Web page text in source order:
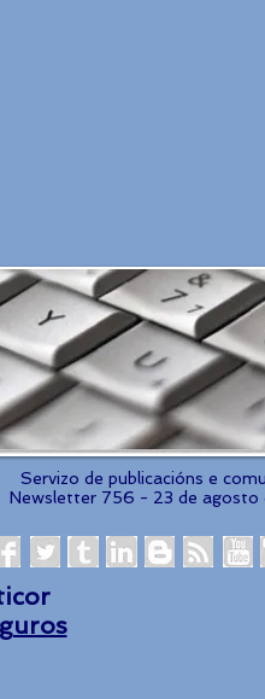
Servizo de publicacións e
Newsletter 756 - 23 de agosto